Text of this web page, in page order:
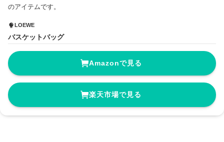
のアイテムです。
LOEWE
バスケットバッグ
Amazonで見る
楽天市場で見る